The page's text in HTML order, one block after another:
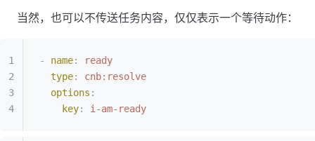
当然，也可以不传送任务内容，仅仅表示一个等待动作：
- name:
ready
  type
:
cnb:resolve
  options
:
    key
: i-am-ready